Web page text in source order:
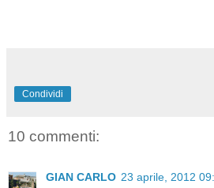
Condividi
10 commenti:
GIAN CARLO 23 aprile, 2012